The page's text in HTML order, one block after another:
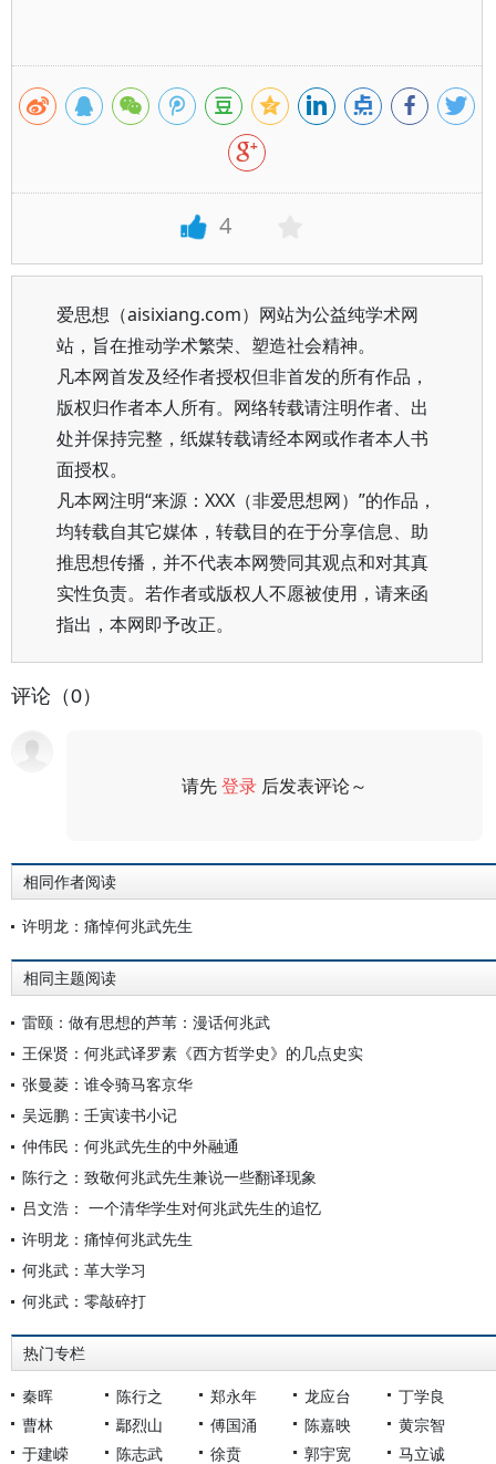
4
爱思想（aisixiang.com）网站为公益纯学术网
站，旨在推动学术繁荣、塑造社会精神。
凡本网首发及经作者授权但非首发的所有作品，
版权归作者本人所有。网络转载请注明作者、出
处并保持完整，纸媒转载请经本网或作者本人书
面授权。
凡本网注明“来源：XXX（非爱思想网）”的作品，
均转载自其它媒体，转载目的在于分享信息、助
推思想传播，并不代表本网赞同其观点和对其真
实性负责。若作者或版权人不愿被使用，请来函
指出，本网即予改正。
评论（0）
请先登录 后发表评论～
相同作者阅读
许明龙：痛悼何兆武先生
相同主题阅读
雷颐：做有思想的芦苇：漫话何兆武
王保贤：何兆武译罗素《西方哲学史》的几点史实
张曼菱：谁令骑马客京华
吴远鹏：壬寅读书小记
仲伟民：何兆武先生的中外融通
陈行之：致敬何兆武先生兼说一些翻译现象
吕文浩： 一个清华学生对何兆武先生的追忆
许明龙：痛悼何兆武先生
何兆武：革大学习
何兆武：零敲碎打
热门专栏
秦晖 陈行之 郑永年 龙应台
丁学良
曹林
鄢烈山 傅国涌 陈嘉映
黄宗智
于建嵘
陈志武 徐贲 郭宇宽 马立诚